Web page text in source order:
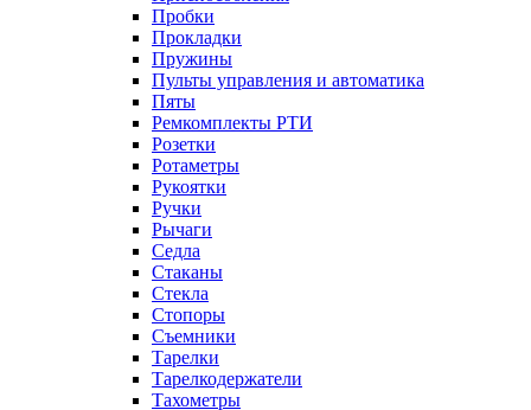
Пробки
Прокладки
Пружины
Пульты управления и автоматика
Пяты
Ремкомплекты РТИ
Розетки
Ротаметры
Рукоятки
Ручки
Рычаги
Седла
Стаканы
Стекла
Стопоры
Съемники
Тарелки
Тарелкодержатели
Тахометры